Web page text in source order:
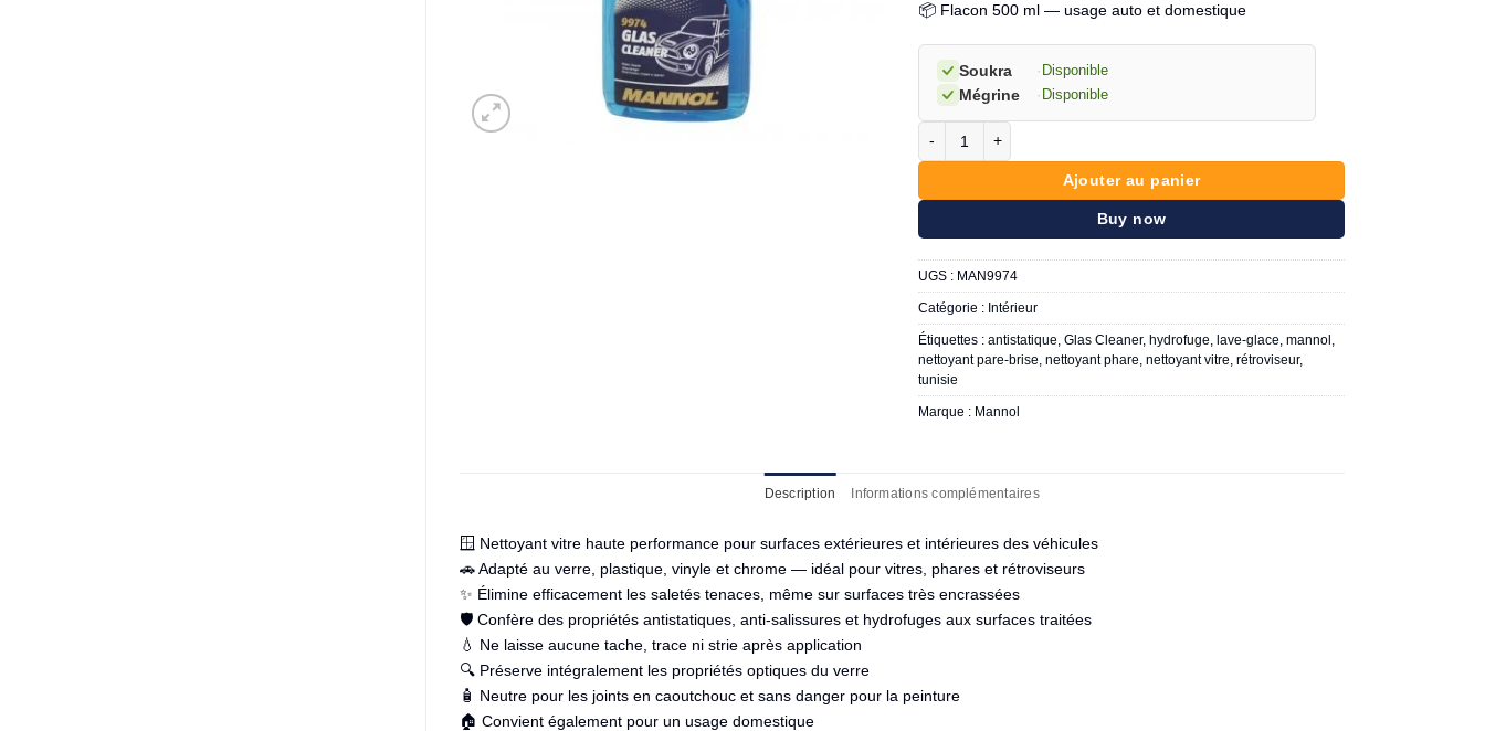
📦 Flacon 500 ml — usage auto et domestique
Soukra · Disponible
Mégrine · Disponible
Ajouter au panier
Buy now
UGS : MAN9974
Catégorie : Intérieur
Étiquettes :antistatique ,Glas Cleaner, hydrofuge lave-glace ,mannol
nettoyant pare-brise ,nettoyant phare ,nettoyant vitre ,rétroviseur,
tunisie
Marque : Mannol
Description Informations complémentaires
🪟 Nettoyant vitre haute performance pour surfaces extérieures et intérieures des véhicules
🚗 Adapté au verre, plastique, vinyle et chrome — idéal pour vitres, phares et rétroviseurs
✨ Élimine efficacement les saletés tenaces, même sur surfaces très encrassées
🛡️ Confère des propriétés antistatiques, anti-salissures et hydrofuges aux surfaces traitées
💧 Ne laisse aucune tache, trace ni strie après application
🔍 Préserve intégralement les propriétés optiques du verre
🧴 Neutre pour les joints en caoutchouc et sans danger pour la peinture
🏠 Convient également pour un usage domestique